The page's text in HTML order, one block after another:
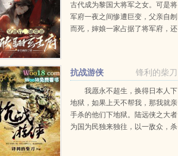
古代成为黎国大将军之女。可是将
军府一夜之间惨遭巨变，父亲自刎
而死，婶娘一家占据了将军府，还
现，一手...
锋利的柴刀
抗战游侠
我愿永不超生，换得日本人下
地狱，如果上天不帮我，那我就亲
手杀的他们下地狱。陆远侠之大者
为国为民独来独往，以一敌众，杀